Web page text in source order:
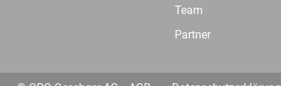
Team
Partner